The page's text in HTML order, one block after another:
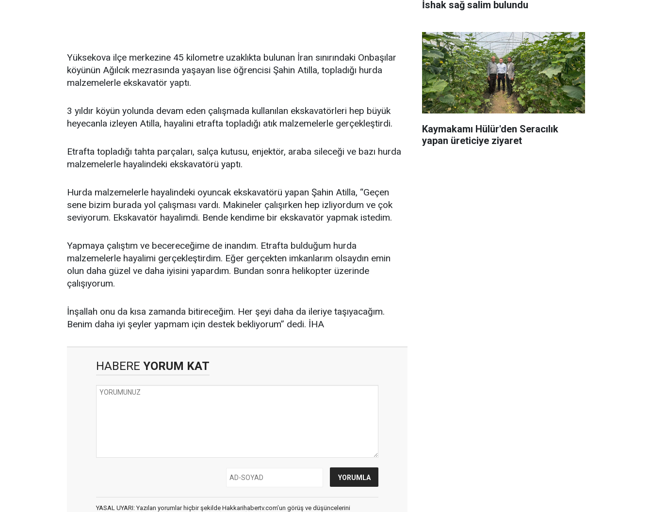
Yüksekova ilçe merkezine 45 kilometre uzaklıkta bulunan İran sınırındaki Onbaşılar
köyünün Ağılcık mezrasında yaşayan lise öğrencisi Şahin Atilla, topladığı hurda
malzemelerle ekskavatör yaptı.
3 yıldır köyün yolunda devam eden çalışmada kullanılan ekskavatörleri hep büyük
heyecanla izleyen Atilla, hayalini etrafta topladığı atık malzemelerle gerçekleştirdi.
Etrafta topladığı tahta parçaları, salça kutusu, enjektör, araba sileceği ve bazı hurda
malzemelerle hayalindeki ekskavatörü yaptı.
Hurda malzemelerle hayalindeki oyuncak ekskavatörü yapan Şahin Atilla, “Geçen
sene bizim burada yol çalışması vardı. Makineler çalışırken hep izliyordum ve çok
seviyorum. Ekskavatör hayalimdi. Bende kendime bir ekskavatör yapmak istedim.
Yapmaya çalıştım ve becereceğime de inandım. Etrafta bulduğum hurda
malzemelerle hayalimi gerçekleştirdim. Eğer gerçekten imkanlarım olsaydın emin
olun daha güzel ve daha iyisini yapardım. Bundan sonra helikopter üzerinde
çalışıyorum.
İnşallah onu da kısa zamanda bitireceğim. Her şeyi daha da ileriye taşıyacağım.
Benim daha iyi şeyler yapmam için destek bekliyorum” dedi. İHA
HABERE YORUM KAT
YASAL UYARI: Yazılan yorumlar hiçbir şekilde Hakkarihabertv.com’un görüş ve düşüncelerini
İshak sağ salim bulundu
Kaymakamı Hülür'den Seracılık
yapan üreticiye ziyaret